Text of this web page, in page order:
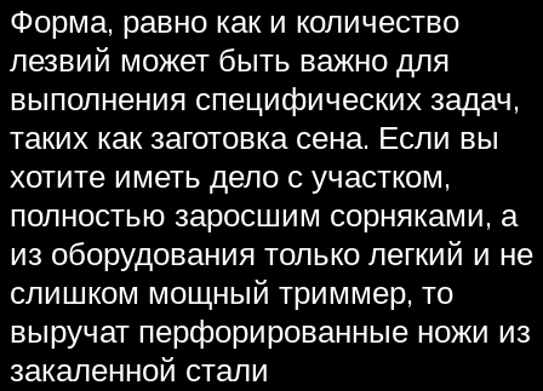
Форма, равно как и количество
лезвий может быть важно для
выполнения специфических задач,
таких как заготовка сена. Если вы
хотите иметь дело с участком,
полностью заросшим сорняками, а
из оборудования только легкий и не
слишком мощный триммер, то
выручат перфорированные ножи из
закаленной стали